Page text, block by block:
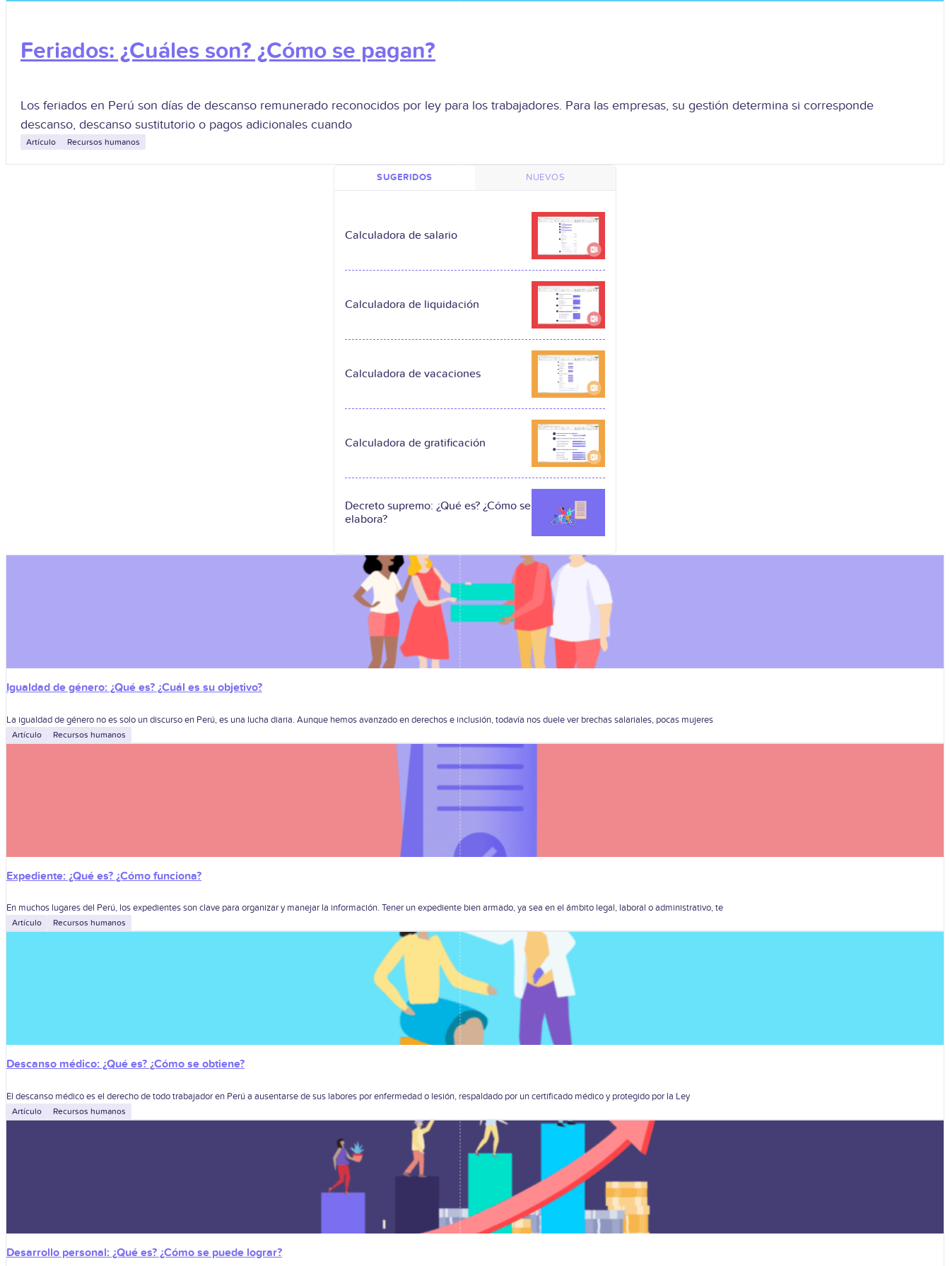
Feriados: ¿Cuáles son? ¿Cómo se pagan?
Los feriados en Perú son días de descanso remunerado reconocidos por ley para los trabajadores. Para las empresas, su gestión determina si corresponde
descanso, descanso sustitutorio o pagos adicionales cuando
Artículo Recursos humanos
SUGERIDOS NUEVOS
Calculadora de salario
Calculadora de liquidación
Calculadora de vacaciones
Calculadora de gratificación
Decreto supremo: ¿Qué es? ¿Cómo se
elabora?
Igualdad de género: ¿Qué es? ¿Cuál es su objetivo?
La igualdad de género no es solo un discurso en Perú, es una lucha diaria. Aunque hemos avanzado en derechos e inclusión, todavía nos duele ver brechas salariales, pocas mujeres
Artículo Recursos humanos
Expediente: ¿Qué es? ¿Cómo funciona?
En muchos lugares del Perú, los expedientes son clave para organizar y manejar la información. Tener un expediente bien armado, ya sea en el ámbito legal, laboral o administrativo, te
Artículo Recursos humanos
Descanso médico: ¿Qué es? ¿Cómo se obtiene?
El descanso médico es el derecho de todo trabajador en Perú a ausentarse de sus labores por enfermedad o lesión, respaldado por un certificado médico y protegido por la Ley
Artículo Recursos humanos
Desarrollo personal: ¿Qué es? ¿Cómo se puede lograr?